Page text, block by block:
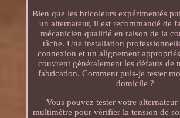
Bien que les bricoleurs expérimentés
un alternateur, il est recommandé de
mécanicien qualifié en raison de la
tâche. Une installation
connexion et un alignement
couvrent généralement les défauts de
fabrication. Comment puis-je tester
domicile ?
Vous pouvez tester votre
multimètre pour vérifier la tension de